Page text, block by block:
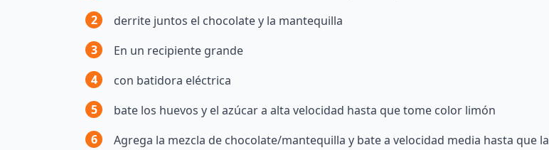
2
derrite juntos el chocolate y la mantequilla
3
En un recipiente grande
4
con batidora eléctrica
5
bate los huevos y el azúcar a alta velocidad hasta que tome color limón
6
Agrega la mezcla de chocolate/mantequilla y bate a velocidad media hasta que la